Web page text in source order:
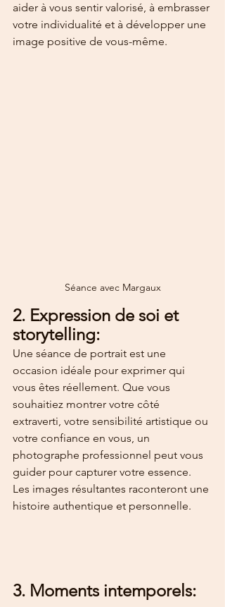
aider à vous sentir valorisé, à embrasser
votre individualité et à développer une
image positive de vous-même.
Séance avec Margaux
2. Expression de soi et
storytelling:
Une séance de portrait est une
occasion idéale pour exprimer qui
vous êtes réellement. Que vous
souhaitiez montrer votre côté
extraverti, votre sensibilité artistique ou
votre confiance en vous, un
photographe professionnel peut vous
guider pour capturer votre essence.
Les images résultantes raconteront une
histoire authentique et personnelle.
3. Moments intemporels: